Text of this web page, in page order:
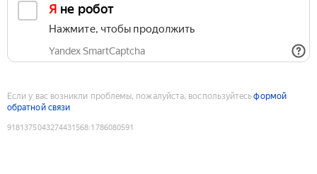
Я не робот
Нажмите, чтобы продолжить
Yandex SmartCaptcha
Если у вас возникли проблемы, пожалуйста, воспользуйтесьформой
обратной связи
9181375043274431568:1786080591